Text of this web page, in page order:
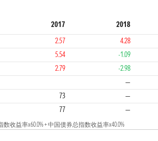
2017 2018
2.57 4.28
5.54 -1.09
2.79 -2.98
—
2
73 —
77 —
收益率x60.0% + 中国债券总指数收益率x40.0%